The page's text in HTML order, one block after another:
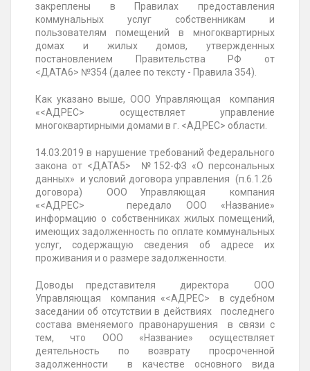
закреплены в Правилах предоставления
коммунальных услуг собственникам и
пользователям помещений в многоквартирных
домах и жилых домов, утвержденных
постановлением Правительства РФ от
<ДАТА6> №354(далее по тексту - Правила 354).
Как указано выше, ООО Управляющая компания
«<АДРЕС> осуществляет управление
многоквартирными домами в г. <АДРЕС> области.
14.03.2019 в нарушение требований Федерального
закона от <ДАТА5> №152-ФЗ «О персональных
данных» и условий договора управления (п.6.1.26
договора) ООО Управляющая компания
«<АДРЕС> передало ООО «Название»
информацию о собственниках жилых помещений,
имеющих задолженность по оплате коммунальных
услуг, содержащую сведения об адресе их
проживания и о размере задолженности.
Доводы представителя директора ООО
Управляющая компания «<АДРЕС> в судебном
заседании об отсутствии в действиях последнего
состава вменяемого правонарушения в связи с
тем, что ООО «Название» осуществляет
деятельность по возврату просроченной
задолженности в качестве основного вида